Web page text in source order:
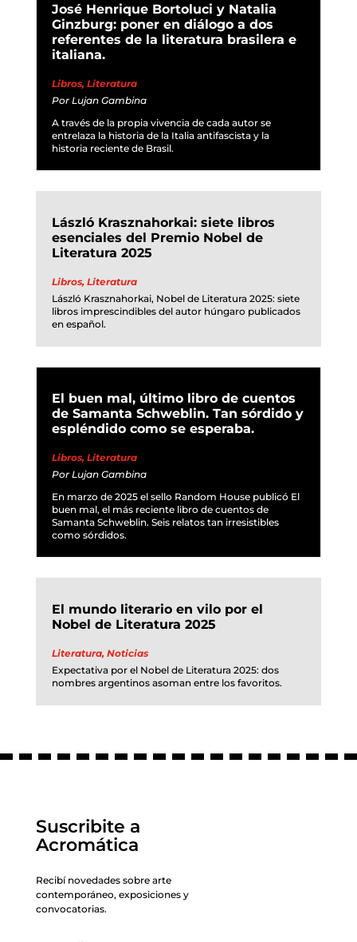
José Henrique Bortoluci y Natalia
Ginzburg: poner en diálogo a dos
referentes de la literatura brasilera e
italiana.
Libros, Literatura
Por Lujan Gambina
A través de la propia vivencia de cada autor se
entrelaza la historia de la Italia antifascista y la
historia reciente de Brasil.
László Krasznahorkai: siete libros
esenciales del Premio Nobel de
Literatura 2025
Libros, Literatura
László Krasznahorkai, Nobel de Literatura 2025: siete
libros imprescindibles del autor húngaro publicados
en español.
El buen mal, último libro de cuentos
de Samanta Schweblin. Tan sórdido y
espléndido como se esperaba.
Libros, Literatura
Por Lujan Gambina
En marzo de 2025 el sello Random House publicó El
buen mal, el más reciente libro de cuentos de
Samanta Schweblin. Seis relatos tan irresistibles
como sórdidos.
El mundo literario en vilo por el
Nobel de Literatura 2025
Literatura, Noticias
Expectativa por el Nobel de Literatura 2025: dos
nombres argentinos asoman entre los favoritos.
Suscribite a
Acromática
Recibí novedades sobre arte
contemporáneo, exposiciones y
convocatorias.